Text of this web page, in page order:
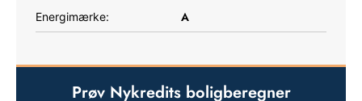
Energimærke: A
Prøv Nykredits boligberegner